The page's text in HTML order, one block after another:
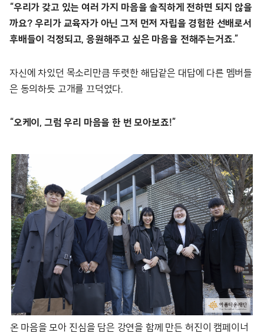
“우리가 갖고 있는 여러 가지 마음을 솔직하게 전하면 되지 않을
까요? 우리가 교육자가 아닌 그저 먼저 자립을 경험한 선배로서
후배들이 걱정되고, 응원해주고 싶은 마음을 전해주는거죠.”
자신에 차있던 목소리만큼 뚜렷한 해답같은 대답에 다른 멤버들
은 동의하듯 고개를 끄덕였다.
“오케이, 그럼 우리 마음을 한 번 모아보죠!”
온 마음을 모아 진심을 담은 강연을 함께 만든 허진이 캠페이너